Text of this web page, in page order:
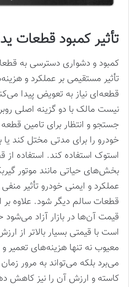
تأثیر کمبود قطعات
تأثیر مستقیمی بر عملکرد و
قطعه‌ای نیاز به تعویض پیدا
نیست مالک با دو گزینه اصلی
جستجو و انتظار برای تامین
خودرو را برای مدتی مختل کند یا
استوک استفاده کند. استفاده
بخش‌های حیاتی مانند موتور
عملکرد و ایمنی خودرو تأثیر
قطعات سالم دیگر شود. علاوه
قیمت آن‌ها در بازار آزاد
است با قیمتی بسیار بالاتر از
معیوب نه تنها هزینه‌های تعمیر
می‌برد بلکه می‌تواند به مرور
کاسته و ارزش آن را نیز کاهش